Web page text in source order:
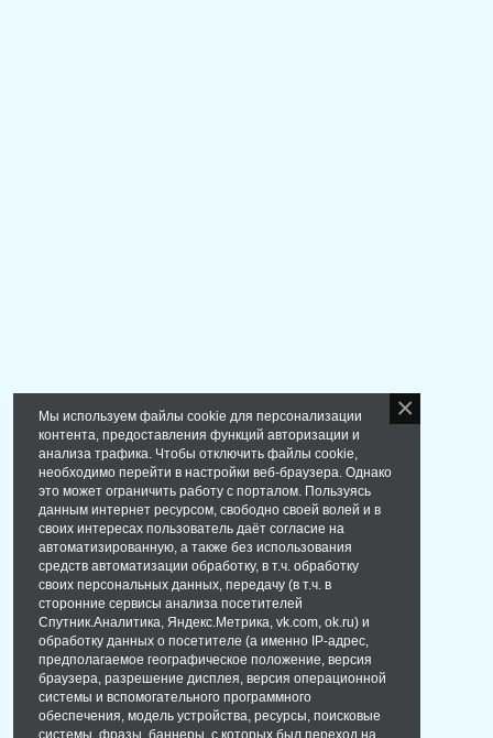
Мы используем файлы cookie для персонализации
контента, предоставления функций авторизации и
анализа трафика. Чтобы отключить файлы cookie,
необходимо перейти в настройки веб-браузера. Однако
это может ограничить работу с порталом. Пользуясь
данным интернет ресурсом, свободно своей волей и в
своих интересах пользователь даёт согласие на
автоматизированную, а также без использования
средств автоматизации обработку, в т.ч. обработку
своих персональных данных, передачу (в т.ч. в
сторонние сервисы анализа посетителей
Спутник.Аналитика, Яндекс.Метрика, vk.com, ok.ru) и
обработку данных о посетителе (а именно IP-адрес,
предполагаемое географическое положение, версия
браузера, разрешение дисплея, версия операционной
системы и вспомогательного программного
обеспечения, модель устройства, ресурсы, поисковые
системы, фразы, баннеры, с которых был переход на